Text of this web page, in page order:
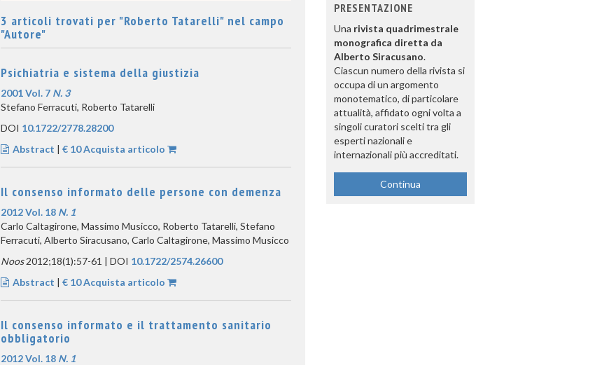
3 articoli trovati per "Roberto Tatarelli" nel campo
"Autore"
Psichiatria e sistema della giustizia
2001 Vol. 7 N. 3
Stefano Ferracuti, Roberto Tatarelli
DOI 10.1722/2778.28200
Abstract | € 10 Acquista articolo
Il consenso informato delle persone con demenza
2012 Vol. 18 N. 1
Carlo Caltagirone, Massimo Musicco, Roberto Tatarelli, Stefano
Ferracuti, Alberto Siracusano, Carlo Caltagirone, Massimo Musicco
Noos2012;18(1):57-61 | DOI 10.1722/2574.26600
Abstract | € 10 Acquista articolo
Il consenso informato e il trattamento sanitario
obbligatorio
2012 Vol. 18 N. 1
PRESENTAZIONE
Una rivista quadrimestrale
monografica diretta da
Alberto Siracusano.
Ciascun numero della rivista si
occupa di un argomento
monotematico, di particolare
attualità, affidato ogni volta a
singoli curatori scelti tra gli
esperti nazionali e
internazionali più accreditati.
Continua